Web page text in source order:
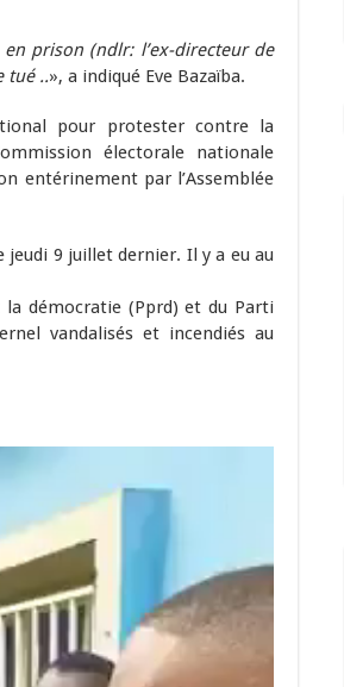
prison (ndlr: l’ex-directeur de
tué ..», a indiqué Eve Bazaïba.
pour protester contre la
électorale nationale
entérinement par l’Assemblée
jeudi 9 juillet dernier. Il y a eu au
démocratie (Pprd) et du Parti
vandalisés et incendiés au